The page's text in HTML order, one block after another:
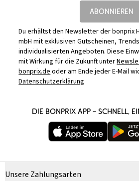
ABONNIEREN
Du erhältst den Newsletter der bonprix
mbH mit exklusiven Gutscheinen,
individualisierten Angeboten. Diese
mit Wirkung für die Zukunft unter
bonprix.deoder am Ende jeder E-Mail
Datenschutzerklärung
DIE BONPRIX APP – SCHNELL,
Unsere Zahlungsarten